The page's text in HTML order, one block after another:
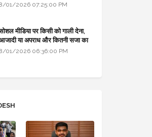
01/2026 07:25:00 PM
मीडिया पर किसी को गाली देना,
या अपराध और कितनी सजा का
- free legal advice
01/2026 06:36:00 PM